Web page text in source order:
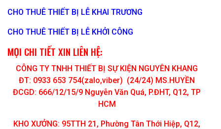
CHO THUÊ THIẾT BỊ LỄ KHAI TRƯƠNG
CHO THUÊ THIẾT BỊ LỄ KHỞI CÔNG
MỌI CHI TIẾT XIN LIÊN HỆ:
CÔNG TY TNHH THIẾT BỊ SỰ KIỆN NGUYÊN KHANG
ĐT: 0933 653 754(zalo,viber) (24/24) MS.HUYỀN
ĐCGD: 666/12/15/9 Nguyễn Văn Quá, P.ĐHT, Q12, TP
HCM
KHO XƯỞNG: 95TTH 21, Phường Tân Thới Hiệp, Q12,